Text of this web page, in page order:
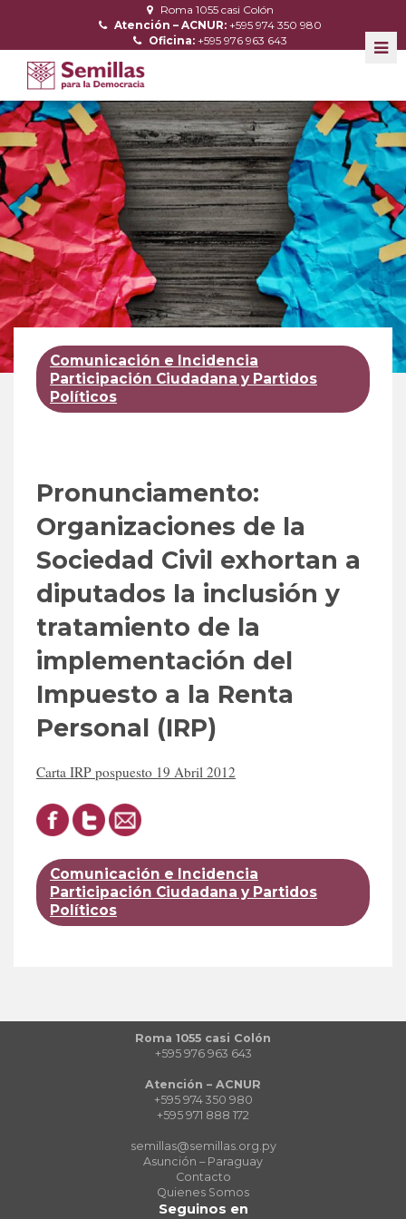
Roma 1055 casi Colón
Atención – ACNUR: +595 974 350 980
Oficina: +595 976 963 643
Comunicación e Incidencia
Participación Ciudadana y Partidos
Políticos
Pronunciamento:
Organizaciones de la
Sociedad Civil exhortan a
diputados la inclusión y
tratamiento de la
implementación del
Impuesto a la Renta
Personal (IRP)
Carta IRP pospuesto 19 Abril 2012
Comunicación e Incidencia
Participación Ciudadana y Partidos
Políticos
Roma 1055 casi Colón
+595 976 963 643
Atención – ACNUR
+595 974 350 980
+595 971 888 172
semillas@semillas.org.py
Asunción – Paraguay
Contacto
Quienes Somos
Seguinos en